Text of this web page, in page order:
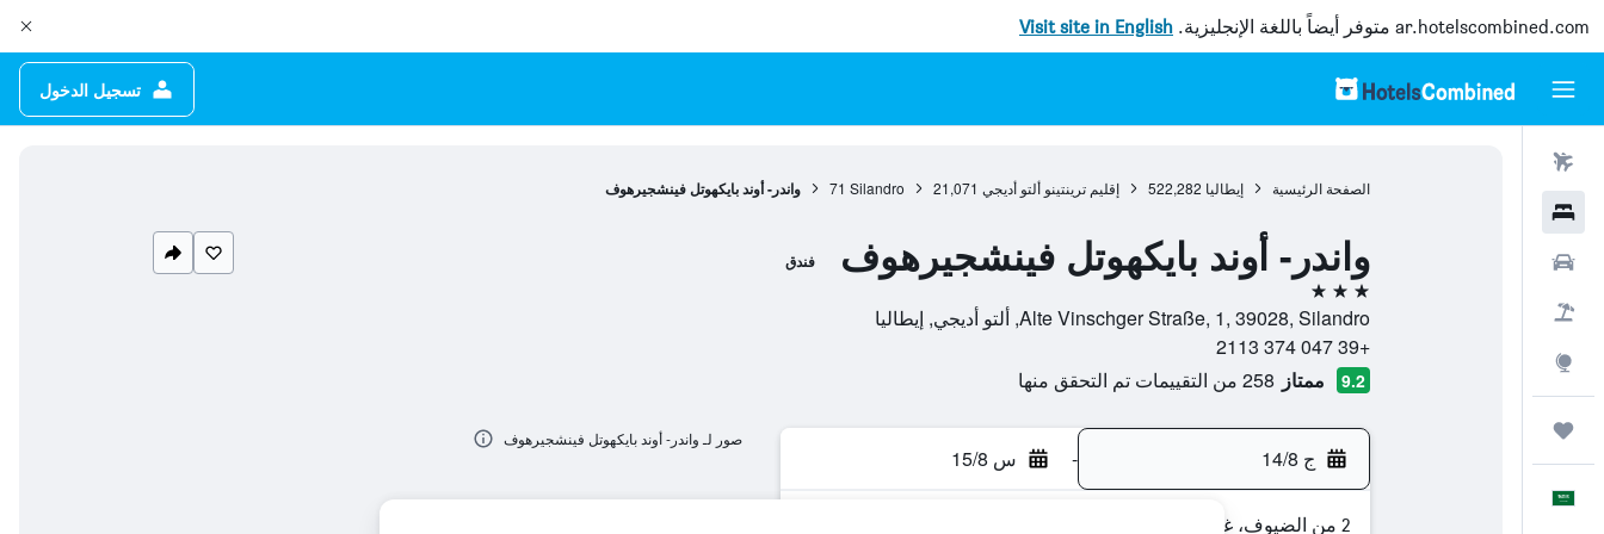
ar.hotelscombined.com متوفر أيضاً باللغة الإنجليزية. Visit site in English
تسجيل الدخول
الصفحة الرئيسية إيطاليا 522,282 إقليم ترينتينو ألتو أديجي 21,071
Silandro
71 واندر- أوند بايكهوتل فينشجيرهوف
واندر- أوند بايكهوتل فينشجيرهوف فندق
3 نجوم
Alte Vinschger Straße, 1, 39028, Silandro, ألتو أديجي, إيطاليا
+39 047 374 2113
9.2 ممتاز 258 من التقييمات تم التحقق منها
ج 14/8 - س 15/8
2 من الضيوف، غرفة واحدة
صور لـ واندر- أوند بايكهوتل فينشجيرهوف